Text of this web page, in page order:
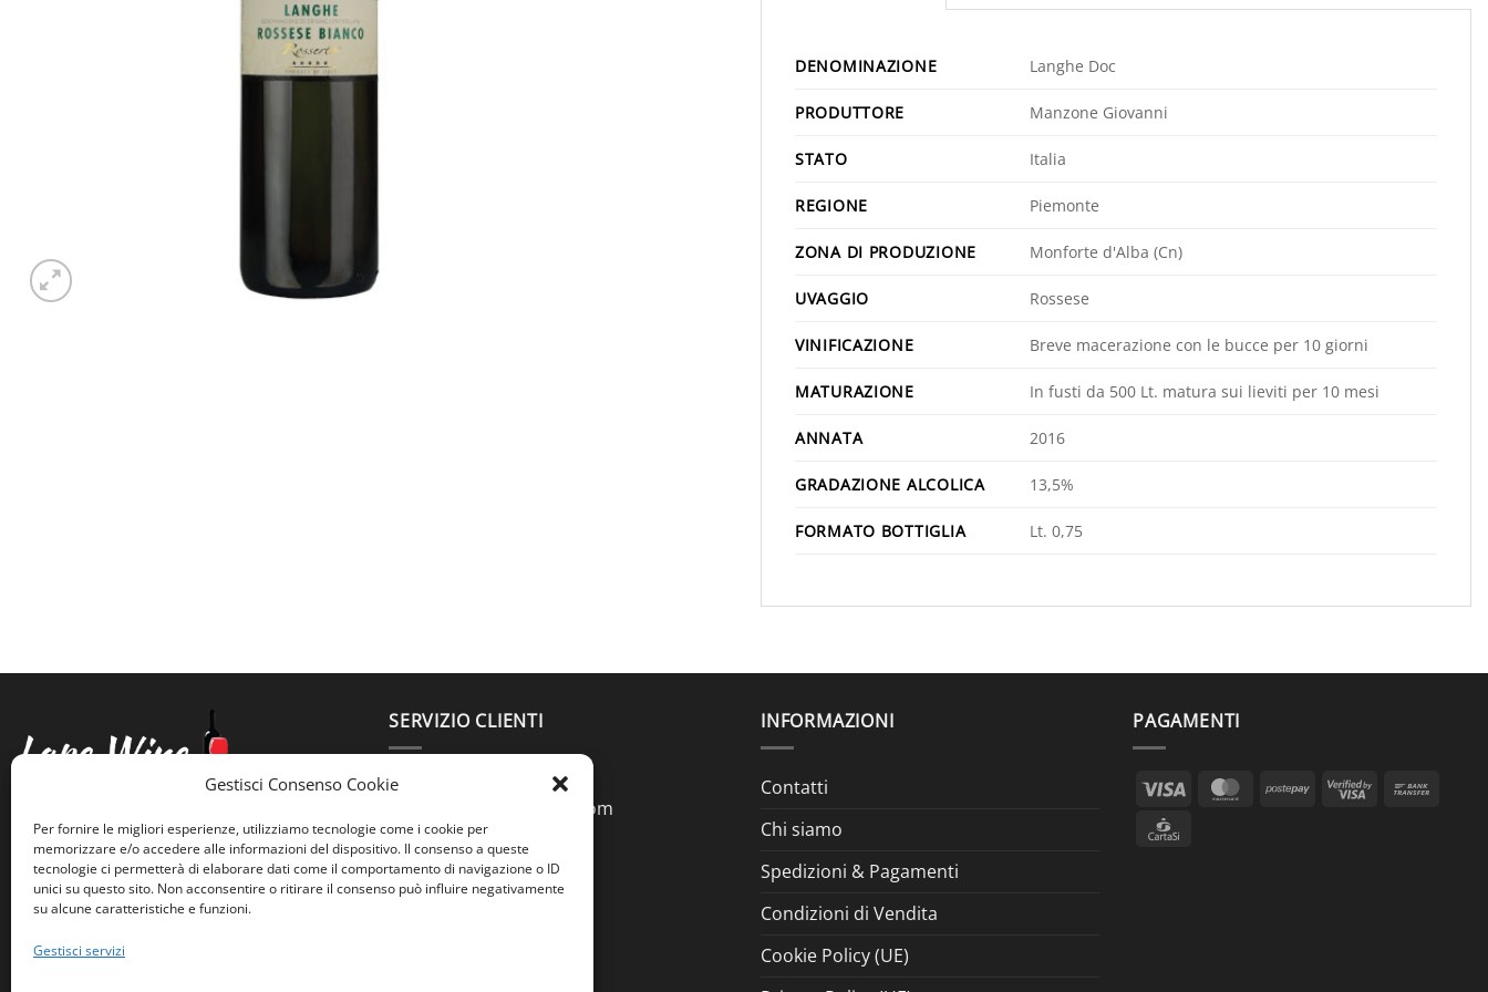
Gestisci Consenso Cookie
Per fornire le migliori esperienze, utilizziamo tecnologie come i cookie per
memorizzare e/o accedere alle informazioni del dispositivo. Il consenso a queste
tecnologie ci permetterà di elaborare dati come il comportamento di navigazione o ID
unici su questo sito. Non acconsentire o ritirare il consenso può influire negativamente
su alcune caratteristiche e funzioni.
Gestisci servizi
DENOMINAZIONE Langhe Doc
PRODUTTORE Manzone Giovanni
STATO Italia
REGIONE Piemonte
ZONA DI PRODUZIONE Monforte d'Alba (Cn)
UVAGGIO Rossese
VINIFICAZIONE Breve macerazione con le bucce per 10 giorni
MATURAZIONE In fusti da 500 Lt. matura sui lieviti per 10 mesi
ANNATA 2016
GRADAZIONE ALCOLICA 13,5%
FORMATO BOTTIGLIA Lt. 0,75
Lape Wine
Largo Trionfale 7
Roma, 00195
SERVIZIO CLIENTI
3664425399
lapertosa.wine@gmail.com
INFORMAZIONI
Contatti
Chi siamo
Spedizioni & Pagamenti
Condizioni di Vendita
Cookie Policy (UE)
PAGAMENTI
Visa MasterCard
PostepayVisa